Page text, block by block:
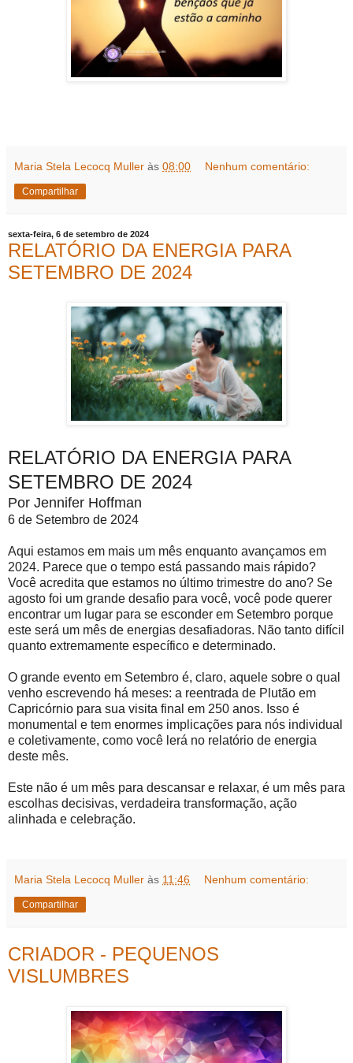
Maria Stela Lecocq Muller às 08:00 Nenhum comentário:
Compartilhar
sexta-feira, 6 de setembro de 2024
RELATÓRIO DA ENERGIA PARA
SETEMBRO DE 2024
RELATÓRIO DA ENERGIA PARA
SETEMBRO DE 2024
Por Jennifer Hoffman
6 de Setembro de 2024
Aqui estamos em mais um mês enquanto avançamos em
2024. Parece que o tempo está passando mais rápido?
Você acredita que estamos no último trimestre do ano? Se
agosto foi um grande desafio para você, você pode querer
encontrar um lugar para se esconder em Setembro porque
este será um mês de energias desafiadoras. Não tanto difícil
quanto extremamente específico e determinado.
O grande evento em Setembro é, claro, aquele sobre o qual
venho escrevendo há meses: a reentrada de Plutão em
Capricórnio para sua visita final em 250 anos. Isso é
monumental e tem enormes implicações para nós individual
e coletivamente, como você lerá no relatório de energia
deste mês.
Este não é um mês para descansar e relaxar, é um mês para
escolhas decisivas, verdadeira transformação, ação
alinhada e celebração.
Maria Stela Lecocq Muller às 11:46 Nenhum comentário:
Compartilhar
CRIADOR - PEQUENOS
VISLUMBRES